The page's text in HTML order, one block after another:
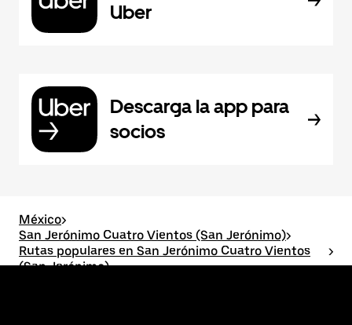
Uber
Descarga la app para
socios
México>
San Jerónimo Cuatro Vientos (San Jerónimo)>
Rutas populares en San Jerónimo Cuatro Vientos
(San Jerónimo)
>